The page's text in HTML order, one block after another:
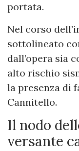
portata.
Nel corso
sottolineato
dall’opera sia
alto rischio
la presenza di
Cannitello.
Il nodo
versante